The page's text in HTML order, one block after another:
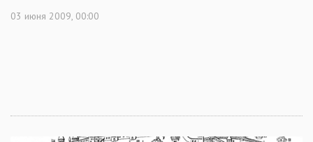
03 июня 2009, 00:00